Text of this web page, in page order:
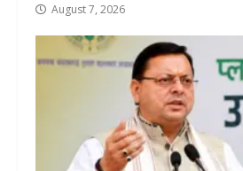
August 7, 2026